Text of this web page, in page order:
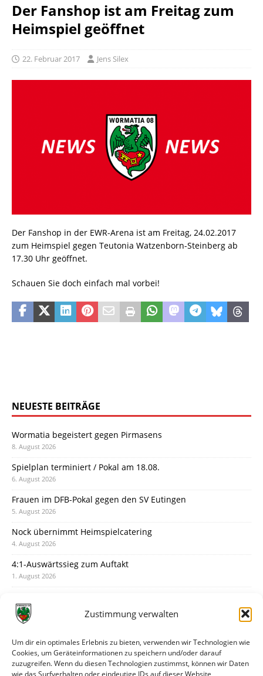
Zustimmung verwalten
Um dir ein optimales Erlebnis zu bieten, verwenden wir Technologien wie
Cookies, um Geräteinformationen zu speichern und/oder darauf
zuzugreifen. Wenn du diesen Technologien zustimmst, können wir Daten
wie das Surfverhalten oder eindeutige IDs auf dieser Website
Der Fanshop ist am Freitag zum
Heimspiel geöffnet
22. Februar 2017 Jens Silex
Der Fanshop in der EWR-Arena ist am Freitag, 24.02.2017
zum Heimspiel gegen Teutonia Watzenborn-Steinberg ab
17.30 Uhr geöffnet.
Schauen Sie doch einfach mal vorbei!
NEUESTE BEITRÄGE
Wormatia begeistert gegen Pirmasens
8. August 2026
Spielplan terminiert / Pokal am 18.08.
6. August 2026
Frauen im DFB-Pokal gegen den SV Eutingen
5. August 2026
Nock übernimmt Heimspielcatering
4. August 2026
4:1-Auswärtssieg zum Auftakt
1. August 2026
31. Juli 2026
30. Juli 2026
Deine Spielminute: 89+1
28. Juli 2026